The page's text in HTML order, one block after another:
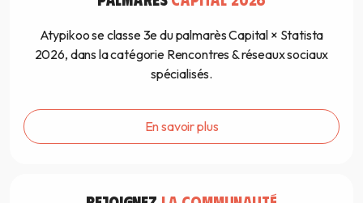
Atypikoo se classe 3e du palmarès Capital × Statista
2026, dans la catégorie Rencontres & réseaux sociaux
spécialisés.
En savoir plus